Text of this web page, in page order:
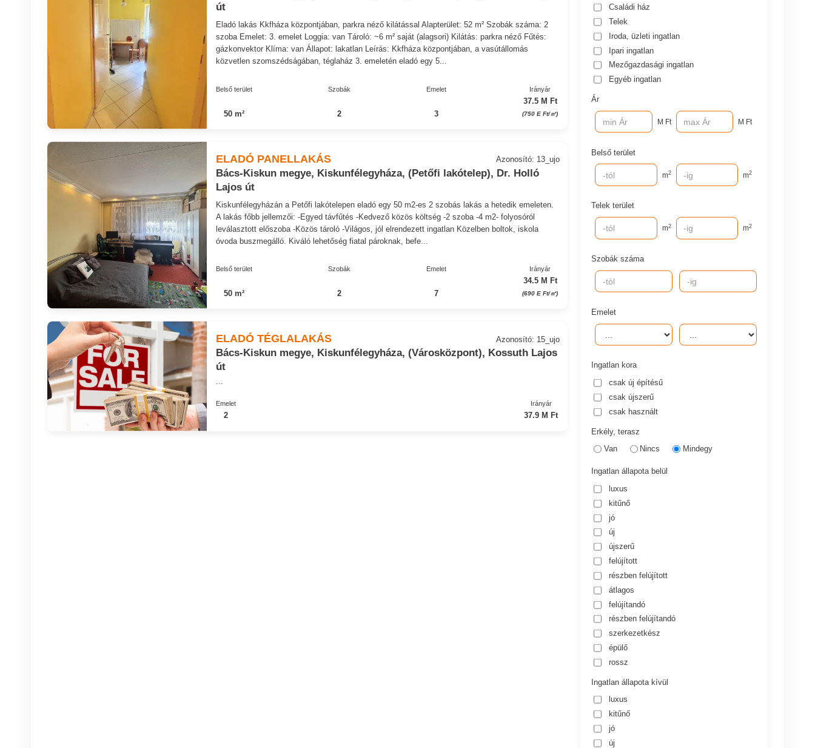
út
Eladó lakás Kkfháza központjában, parkra néző kilátással Alapterület: 52 m² Szobák száma: 2
szoba Emelet: 3. emelet Loggia: van Tároló: ~6 m² saját (alagsori) Kilátás: parkra néző Fűtés:
gázkonvektor Klíma: van Állapot: lakatlan Leírás: Kkfháza központjában, a vasútállomás
közvetlen szomszédságában, téglaház 3. emeletén eladó egy 5...
Belső terület
50 m²
Szobák
2
Emelet
3
Irányár
37.5 M Ft
(750 E Ft/㎡)
ELADÓ PANELLAKÁS
Bács-Kiskun megye, Kiskunfélegyháza, (Petőfi lakótelep), Dr. Holló
Lajos út
Azonosító: 13_ujo
Kiskunfélegyházán a Petőfi lakótelepen eladó egy 50 m2-es 2 szobás lakás a hetedik emeleten.
A lakás főbb jellemzői: -Egyed távfűtés -Kedvező közös költség -2 szoba -4 m2- folyosóról
leválasztott előszoba -Közös tároló -Világos, jól elrendezett ingatlan Közelben boltok, iskola
óvoda buszmegálló. Kiváló lehetőség fiatal pároknak, befe...
Belső terület
50 m²
Szobák
2
Emelet
7
Irányár
34.5 M Ft
(690 E Ft/㎡)
ELADÓ TÉGLALAKÁS
Bács-Kiskun megye, Kiskunfélegyháza, (Városközpont), Kossuth Lajos
út
Azonosító: 15_ujo
Emelet
2
Irányár
37.9 M Ft
Családi ház
Telek
Iroda, üzleti ingatlan
Ipari ingatlan
Mezőgazdasági ingatlan
Egyéb ingatlan
Ár
M Ft M Ft
Belső terület
m2 m2
Telek terület
m2 m2
Szobák száma
Emelet
Ingatlan kora
csak új építésű
csak újszerű
csak használt
Erkély, terasz
Van
Nincs Mindegy
Ingatlan állapota belül
luxus
kitűnő
jó
új
újszerű
felújított
részben felújított
átlagos
felújítandó
részben felújítandó
szerkezetkész
épülő
rossz
Ingatlan állapota kívül
luxus
kitűnő
jó
új